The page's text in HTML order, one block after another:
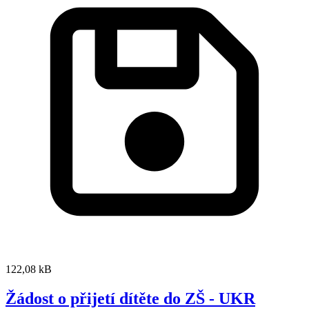
122,08 kB
Žádost o přijetí dítěte do ZŠ - UKR